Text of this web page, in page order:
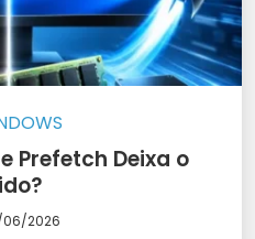
Prefetch Deixa o
06/2026